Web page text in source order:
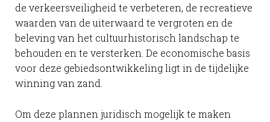
de verkeersveiligheid te verbeteren, de recreatieve
waarden van de uiterwaard te vergroten en de
beleving van het cultuurhistorisch landschap te
behouden en te versterken. De economische basis
voor deze gebiedsontwikkeling ligt in de tijdelijke
winning van zand.
Om deze plannen juridisch mogelijk te maken